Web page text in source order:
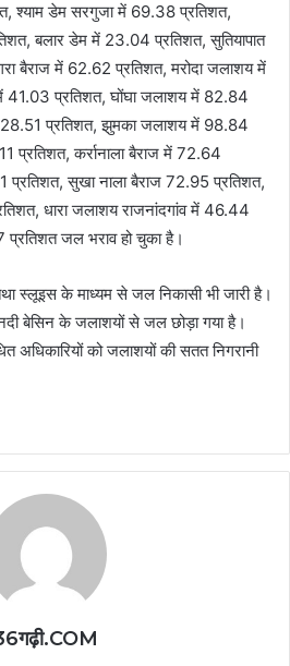
श्याम डेम सरगुजा में 69.38 प्रतिशत,
बलार डेम में 23.04 प्रतिशत, सुतियापात
बैराज में 62.62 प्रतिशत, मरोदा जलाशय में
41.03 प्रतिशत, घोंघा जलाशय में 82.84
28.51 प्रतिशत, झुमका जलाशय में 98.84
प्रतिशत, कर्रानाला बैराज में 72.64
प्रतिशत, सुखा नाला बैराज 72.95 प्रतिशत,
धारा जलाशय राजनांदगांव में 46.44
जल भराव हो चुका है।
स्लूइस के माध्यम से जल निकासी भी जारी है।
बेसिन के जलाशयों से जल छोड़ा गया है।
अधिकारियों को जलाशयों की सतत निगरानी